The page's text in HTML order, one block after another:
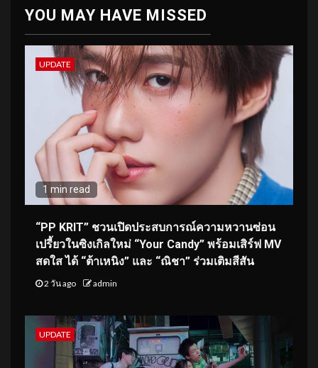
YOU MAY HAVE MISSED
UPDATE
1 min read
“PP KRIT” ชวนเปิดประสบการณ์ความหวานซ่อน
เปรี้ยวในซิงเกิลใหม่ “Your Candy” พร้อมเสิร์ฟ MV
สดใส ได้ “ต้าเหนิง” และ “ณิชา” ร่วมเติมสีสัน
2 วัน ago admin
UPDATE